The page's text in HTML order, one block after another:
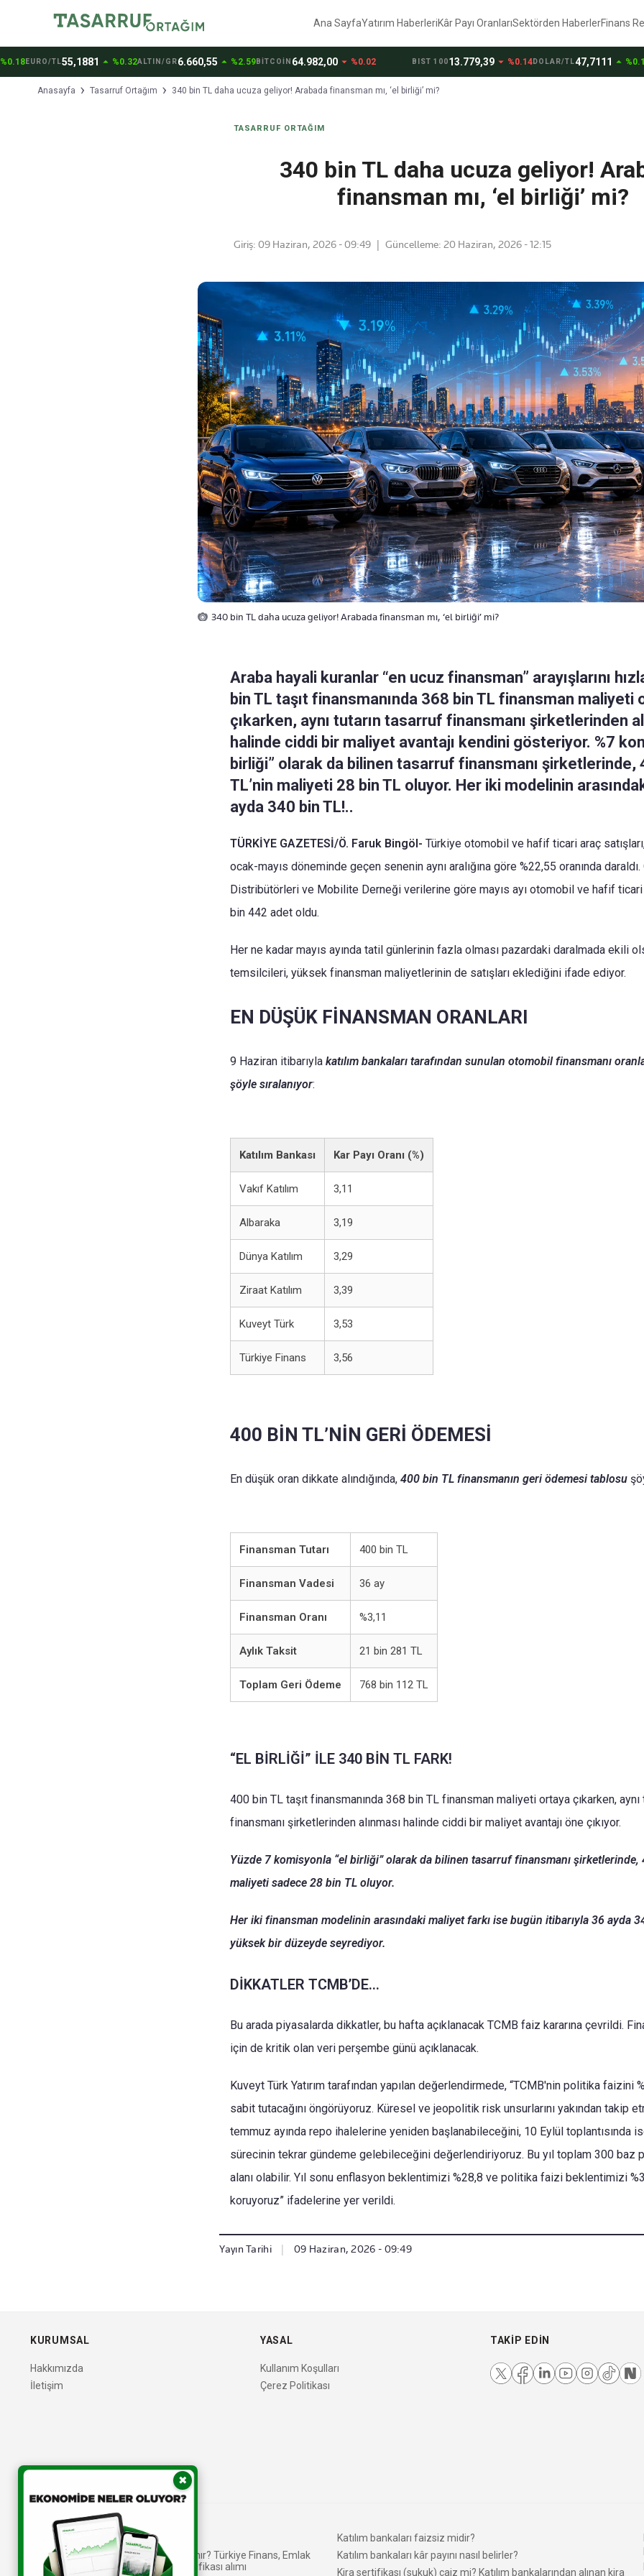
Ana SayfaYatırım HaberleriKâr Payı OranlarıSektörden HaberlerFinans
EURO/TL55,1881arrow_drop_up%0.32ALTIN/GR6.660,55arrow_drop_up%2.59BİTCOİN64.982,00arrow_drop_down%0.02 BIST 10013.779,39arrow_drop_down%0.14DOLAR/TL47,7111arrow_drop_up %0.18
Anasayfa Tasarruf Ortağım 340 bin TL daha ucuza geliyor! Arabada finansman mı, ‘el birliği’ mi?
TASARRUF ORTAĞIM
340 bin TL daha ucuza geliyor!
finansman mı, ‘el birliği’ mi?
Giriş:09 Haziran, 2026 - 09:49 | Güncelleme:20 Haziran, 2026 - 12:15
340 bin TL daha ucuza geliyor! Arabada finansman mı, ‘el birliği’ mi?
Araba hayali kuranlar “en ucuz finansman” arayışlarını
bin TL taşıt finansmanında 368 bin TL finansman maliyeti
çıkarken, aynı tutarın tasarruf finansmanı şirketlerinden
halinde ciddi bir maliyet avantajı kendini gösteriyor. %7
birliği” olarak da bilinen tasarruf finansmanı şirketlerinde,
TL’nin maliyeti 28 bin TL oluyor. Her iki modelinin
ayda 340 bin TL!..
TÜRKİYE GAZETESİ/Ö. Faruk Bingöl- Türkiye otomobil ve hafif ticari araç satışları,
ocak-mayıs döneminde geçen senenin aynı aralığına göre %22,55 oranında
Distribütörleri ve Mobilite Derneği verilerine göre mayıs ayı otomobil ve hafif ticari
bin 442 adet oldu.
Her ne kadar mayıs ayında tatil günlerinin fazla olması pazardaki daralmada ekili
temsilcileri, yüksek finansman maliyetlerinin de satışları eklediğini ifade ediyor.
EN DÜŞÜK FİNANSMAN ORANLARI
9 Haziran itibarıylakatılım bankaları tarafından sunulan otomobil finansmanı
şöyle sıralanıyor:
Katılım Bankası Kar Payı Oranı (%)
Vakıf Katılım 3,11
Albaraka 3,19
Dünya Katılım 3,29
Ziraat Katılım 3,39
Kuveyt Türk 3,53
Türkiye Finans 3,56
400 BİN TL’NİN GERİ ÖDEMESİ
En düşük oran dikkate alındığında, 400 bin TL finansmanın geri ödemesi tablosu
Finansman Tutarı 400 bin TL
Finansman Vadesi 36 ay
Finansman Oranı %3,11
Aylık Taksit 21 bin 281 TL
Toplam Geri Ödeme 768 bin 112 TL
“EL BİRLİĞİ” İLE 340 BİN TL FARK!
400 bin TL taşıt finansmanında 368 bin TL finansman maliyeti ortaya çıkarken, aynı
finansmanı şirketlerinden alınması halinde ciddi bir maliyet avantajı öne çıkıyor.
Yüzde 7 komisyonla “el birliği” olarak da bilinen tasarruf finansmanı şirketlerinde,
maliyeti sadece 28 bin TL oluyor.
Her iki finansman modelinin arasındaki maliyet farkı ise bugün itibarıyla 36 ayda
yüksek bir düzeyde seyrediyor.
DİKKATLER TCMB’DE…
Bu arada piyasalarda dikkatler, bu hafta açıklanacak TCMB faiz kararına çevrildi.
için de kritik olan veri perşembe günü açıklanacak.
Kuveyt Türk Yatırım tarafından yapılan değerlendirmede, “TCMB'nin politika faizini
sabit tutacağını öngörüyoruz. Küresel ve jeopolitik risk unsurlarını yakından takip
temmuz ayında repo ihalelerine yeniden başlanabileceğini, 10 Eylül toplantısında
sürecinin tekrar gündeme gelebileceğini değerlendiriyoruz. Bu yıl toplam 300 baz
alanı olabilir. Yıl sonu enflasyon beklentimizi %28,8 ve politika faizi beklentimizi
koruyoruz” ifadelerine yer verildi.
Yayın Tarihi 09 Haziran, 2026 - 09:49
KURUMSAL
Hakkımızda
İletişim
YASAL
Kullanım Koşulları
Çerez Politikası
TAKIP EDIN
Katılım bankaları nasıl kâr elde eder?
Kira Sertifikası (Sukuk) nedir, nasıl alınır? Türkiye Finans, Emlak
Katılım, Ziraat - Vakıf Katılım kira sertifikası alımı
Katılım bankaları faizsiz midir?
Katılım bankaları kâr payını nasıl belirler?
Kira sertifikası (sukuk) caiz mi? Katılım bankalarından alınan kira
✖